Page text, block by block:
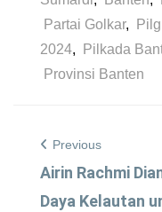
Partai Golkar,
2024, Pilkada
Provinsi Banten
Previous
Airin Rachmi
Daya Kelautan